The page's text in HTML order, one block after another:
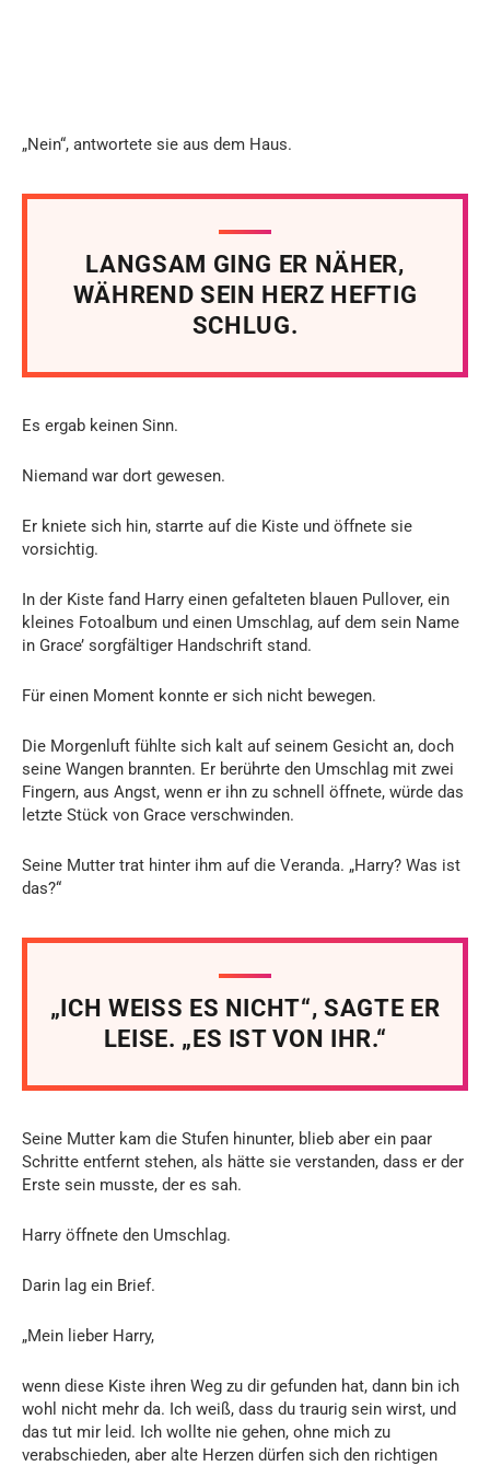
„Nein“, antwortete sie aus dem Haus.
LANGSAM GING ER NÄHER,
WÄHREND SEIN HERZ HEFTIG
SCHLUG.
Es ergab keinen Sinn.
Niemand war dort gewesen.
Er kniete sich hin, starrte auf die Kiste und öffnete sie
vorsichtig.
In der Kiste fand Harry einen gefalteten blauen Pullover, ein
kleines Fotoalbum und einen Umschlag, auf dem sein Name
in Grace’ sorgfältiger Handschrift stand.
Für einen Moment konnte er sich nicht bewegen.
Die Morgenluft fühlte sich kalt auf seinem Gesicht an, doch
seine Wangen brannten. Er berührte den Umschlag mit zwei
Fingern, aus Angst, wenn er ihn zu schnell öffnete, würde das
letzte Stück von Grace verschwinden.
Seine Mutter trat hinter ihm auf die Veranda. „Harry? Was ist
das?“
„ICH WEISS ES NICHT“, SAGTE ER
LEISE. „ES IST VON IHR.“
Seine Mutter kam die Stufen hinunter, blieb aber ein paar
Schritte entfernt stehen, als hätte sie verstanden, dass er der
Erste sein musste, der es sah.
Harry öffnete den Umschlag.
Darin lag ein Brief.
„Mein lieber Harry,
wenn diese Kiste ihren Weg zu dir gefunden hat, dann bin ich
wohl nicht mehr da. Ich weiß, dass du traurig sein wirst, und
das tut mir leid. Ich wollte nie gehen, ohne mich zu
verabschieden, aber alte Herzen dürfen sich den richtigen